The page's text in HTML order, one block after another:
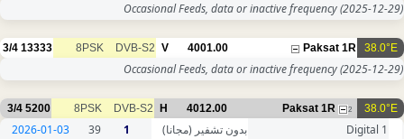
Occasional Feeds, data or inactive frequency(2025-12-29)
38.0°E
Paksat 1R
4001.00
V
DVB-S2
8PSK
13333
3/4
Occasional Feeds, data or inactive frequency(2025-12-29)
38.0°E
Paksat 1R 2
4012.00
H
DVB-S2
8PSK
5200
3/4
Digital 1 بدون تشفير (مجانا) 1
39
2026-01-03